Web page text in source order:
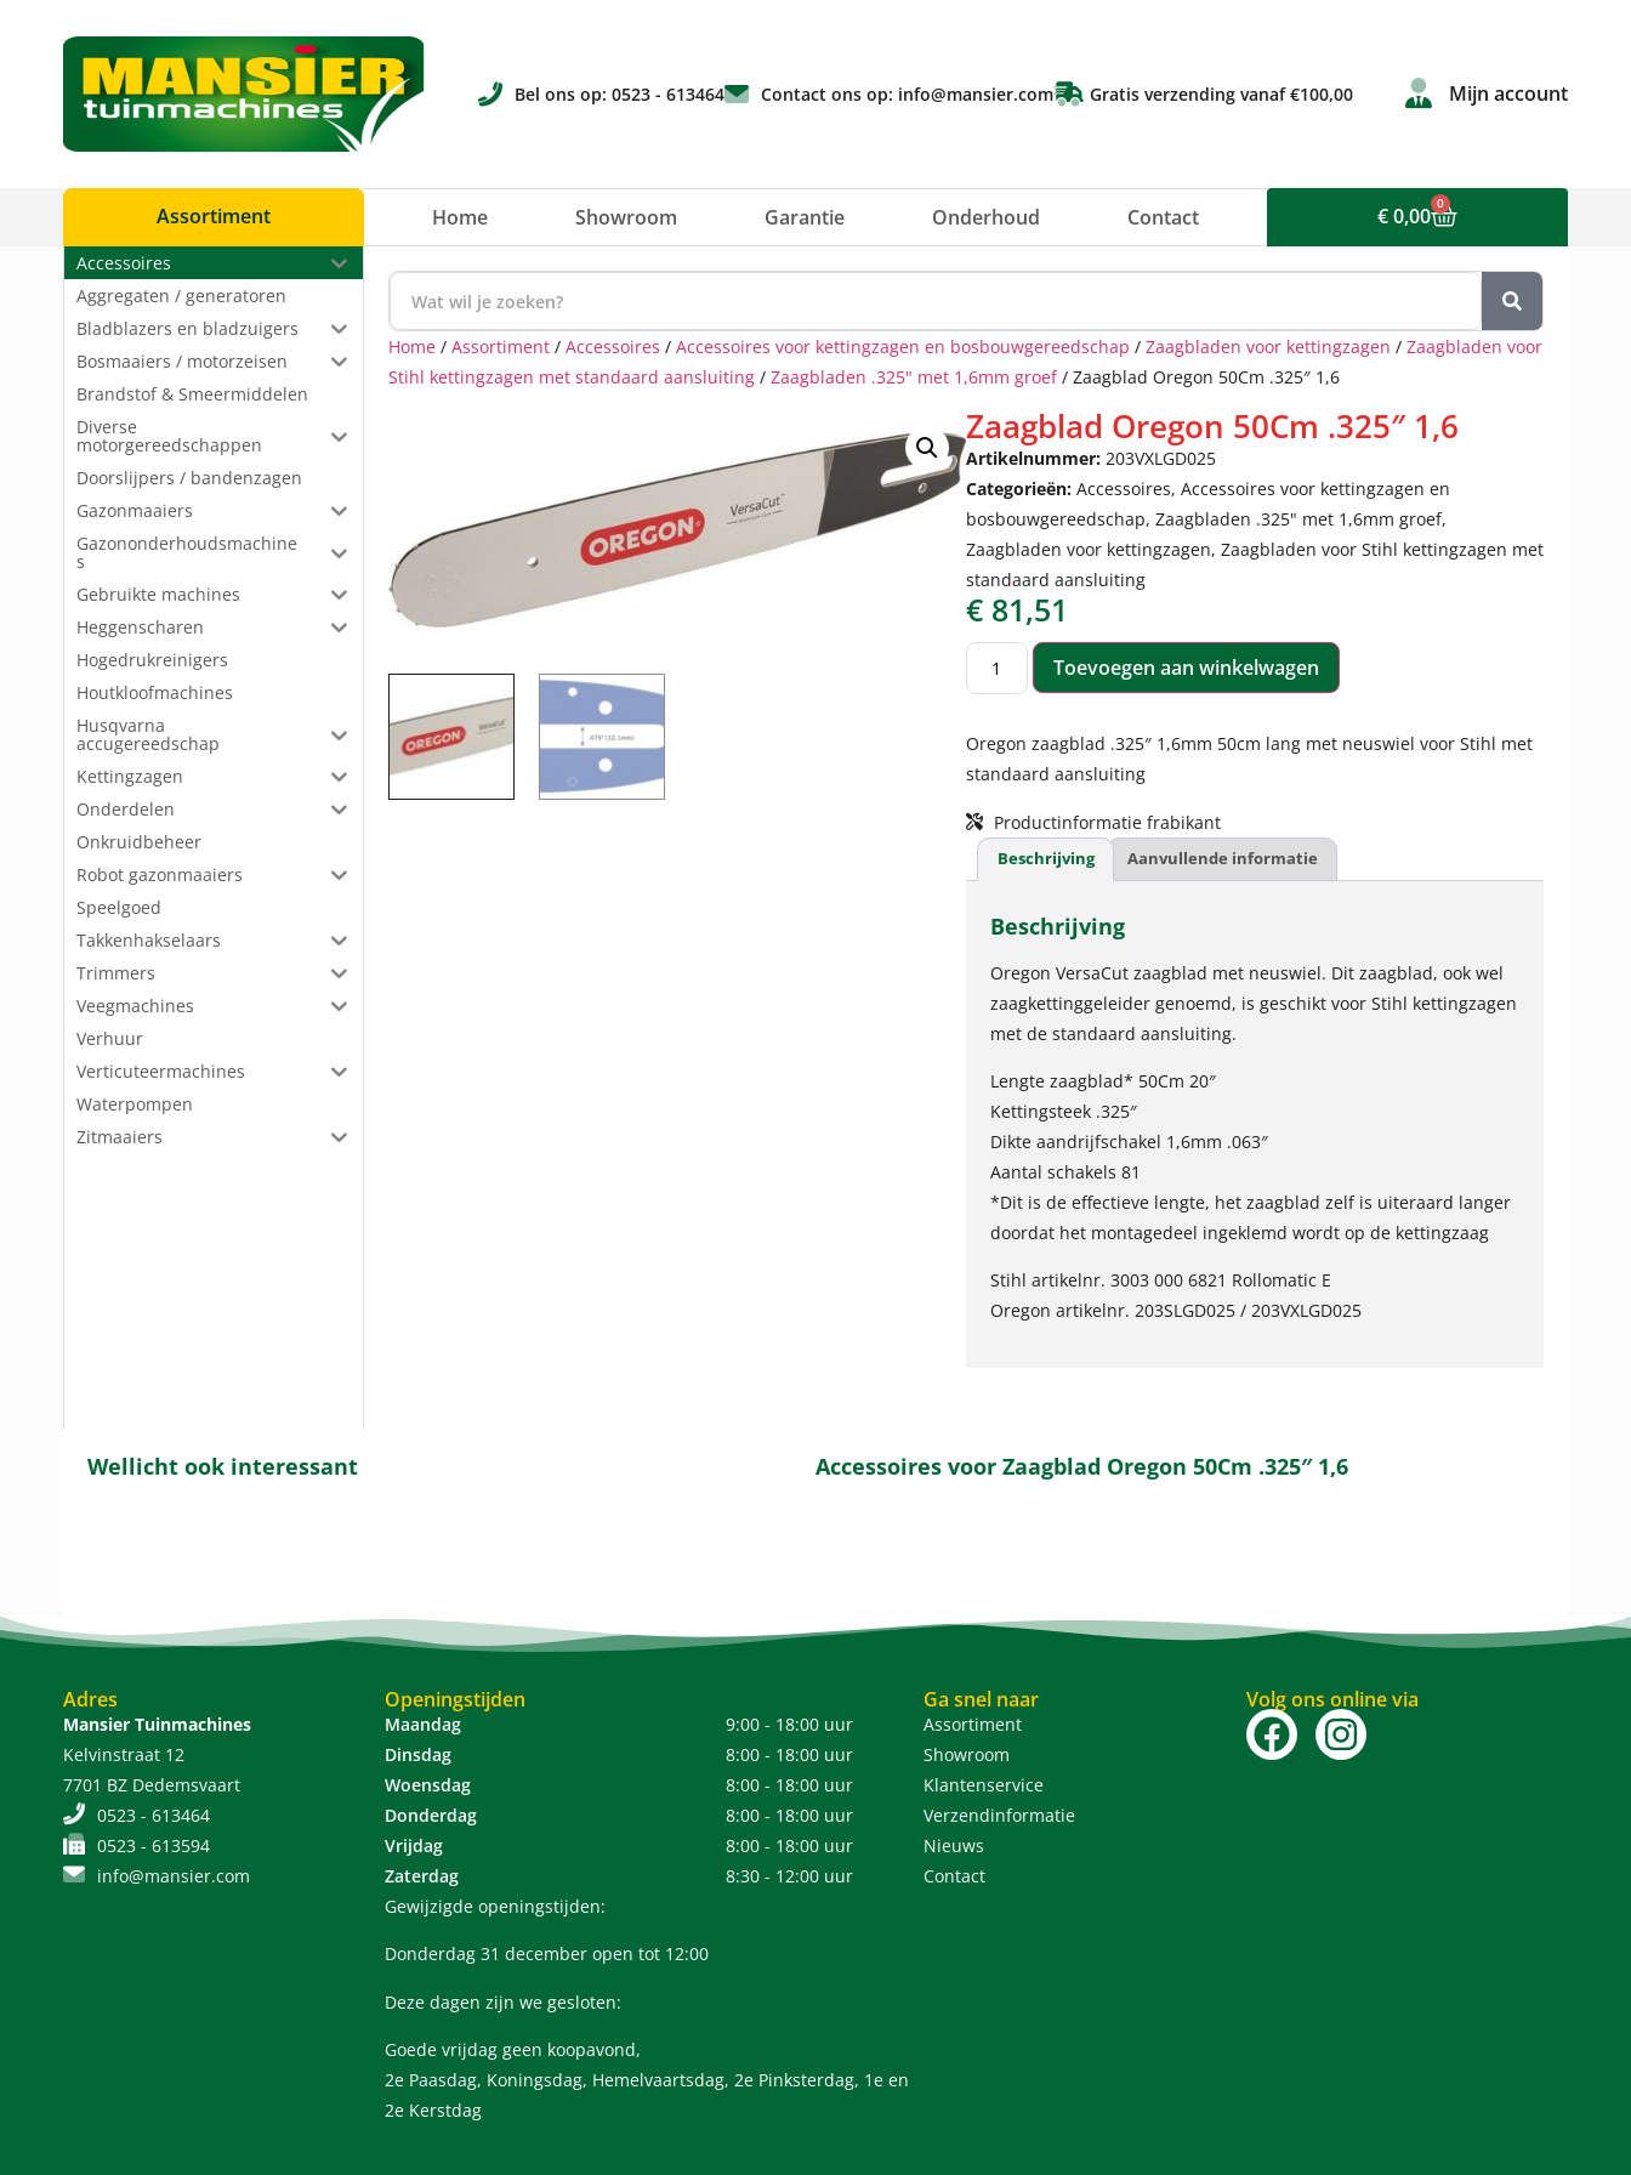
Bel ons op: 0523 - 613464 Contact ons op: info@mansier.com Gratis verzending vanaf €100,00 Mijn account
Assortiment Home Showroom Garantie Onderhoud Contact €0,00 0
Accessoires
Aggregaten / generatoren
Bladblazers en bladzuigers
Bosmaaiers / motorzeisen
Brandstof & Smeermiddelen
Diverse
motorgereedschappen
Doorslijpers / bandenzagen
Gazonmaaiers
Gazononderhoudsmachine
s
Gebruikte machines
Heggenscharen
Hogedrukreinigers
Houtkloofmachines
Husqvarna
accugereedschap
Kettingzagen
Onderdelen
Onkruidbeheer
Robot gazonmaaiers
Speelgoed
Takkenhakselaars
Trimmers
Veegmachines
Verhuur
Verticuteermachines
Waterpompen
Zitmaaiers
Home / Assortiment / Accessoires / Accessoires voor kettingzagen en bosbouwgereedschap / Zaagbladen voor kettingzagen / Zaagbladen voor
Stihl kettingzagen met standaard aansluiting / Zaagbladen .325" met 1,6mm groef/ Zaagblad Oregon 50Cm .325″ 1,6
Zaagblad Oregon 50Cm .325″ 1,6
Artikelnummer: 203VXLGD025
Categorieën: Accessoires, Accessoires voor kettingzagen en
bosbouwgereedschap, Zaagbladen .325" met 1,6mm groef,
Zaagbladen voor kettingzagen, Zaagbladen voor Stihl kettingzagen met
standaard aansluiting
€ 81,51
Toevoegen aan winkelwagen
Oregon zaagblad .325″ 1,6mm 50cm lang met neuswiel voor Stihl met
standaard aansluiting
Productinformatie frabikant
Beschrijving Aanvullende informatie
Beschrijving
Oregon VersaCut zaagblad met neuswiel. Dit zaagblad, ook wel
zaagkettinggeleider genoemd, is geschikt voor Stihl kettingzagen
met de standaard aansluiting.
Lengte zaagblad* 50Cm 20″
Kettingsteek .325″
Dikte aandrijfschakel 1,6mm .063″
Aantal schakels 81
*Dit is de effectieve lengte, het zaagblad zelf is uiteraard langer
doordat het montagedeel ingeklemd wordt op de kettingzaag
Stihl artikelnr. 3003 000 6821 Rollomatic E
Oregon artikelnr. 203SLGD025 / 203VXLGD025
Wellicht ook interessant Accessoires voor Zaagblad Oregon 50Cm .325″ 1,6
Adres
Mansier Tuinmachines
Kelvinstraat 12
7701 BZ Dedemsvaart
0523 - 613464
0523 - 613594
info@mansier.com
Openingstijden
Maandag
9:00 - 18:00 uur
Dinsdag
8:00 - 18:00 uur
Woensdag
8:00 - 18:00 uur
Donderdag
8:00 - 18:00 uur
Vrijdag
8:00 - 18:00 uur
Zaterdag
8:30 - 12:00 uur
Gewijzigde openingstijden:
Donderdag 31 december open tot 12:00
Deze dagen zijn we gesloten:
Goede vrijdag geen koopavond,
2e Paasdag, Koningsdag, Hemelvaartsdag, 2e Pinksterdag, 1e en
2e Kerstdag
Ga snel naar
Assortiment
Showroom
Klantenservice
Verzendinformatie
Nieuws
Contact
Volg ons online via